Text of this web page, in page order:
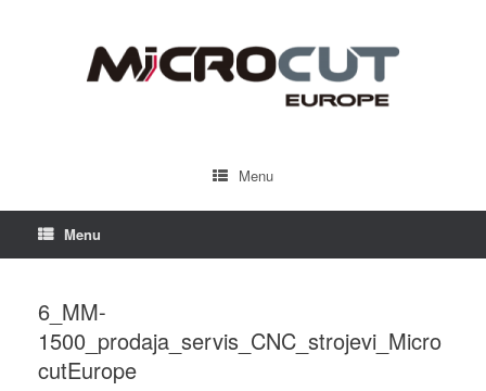
Menu
Menu
6_MM-
1500_prodaja_servis_CNC_strojevi_Micro
cutEurope